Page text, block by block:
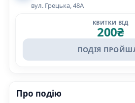
вул. Грецька, 48А
КВИТКИ ВІД
200₴
ПОДІЯ
Про подію